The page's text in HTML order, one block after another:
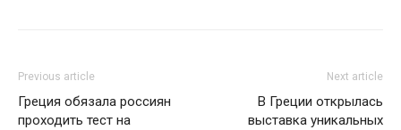
Previous article
Греция обязала россиян
проходить тест на
Next article
В Греции открылась
выставка уникальных